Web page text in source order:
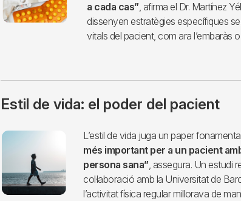
a cada cas” , afirma el Dr. Martínez
dissenyen estratègies específiques
vitals del pacient, com ara l’embaràs
Estil de vida: el poder del pacient
Imagen L’estil de vida juga un paper
més important per a un pacient
persona sana” , assegura. Un estudi
col·laboració amb la Universitat de
l’activitat física regular millorava de